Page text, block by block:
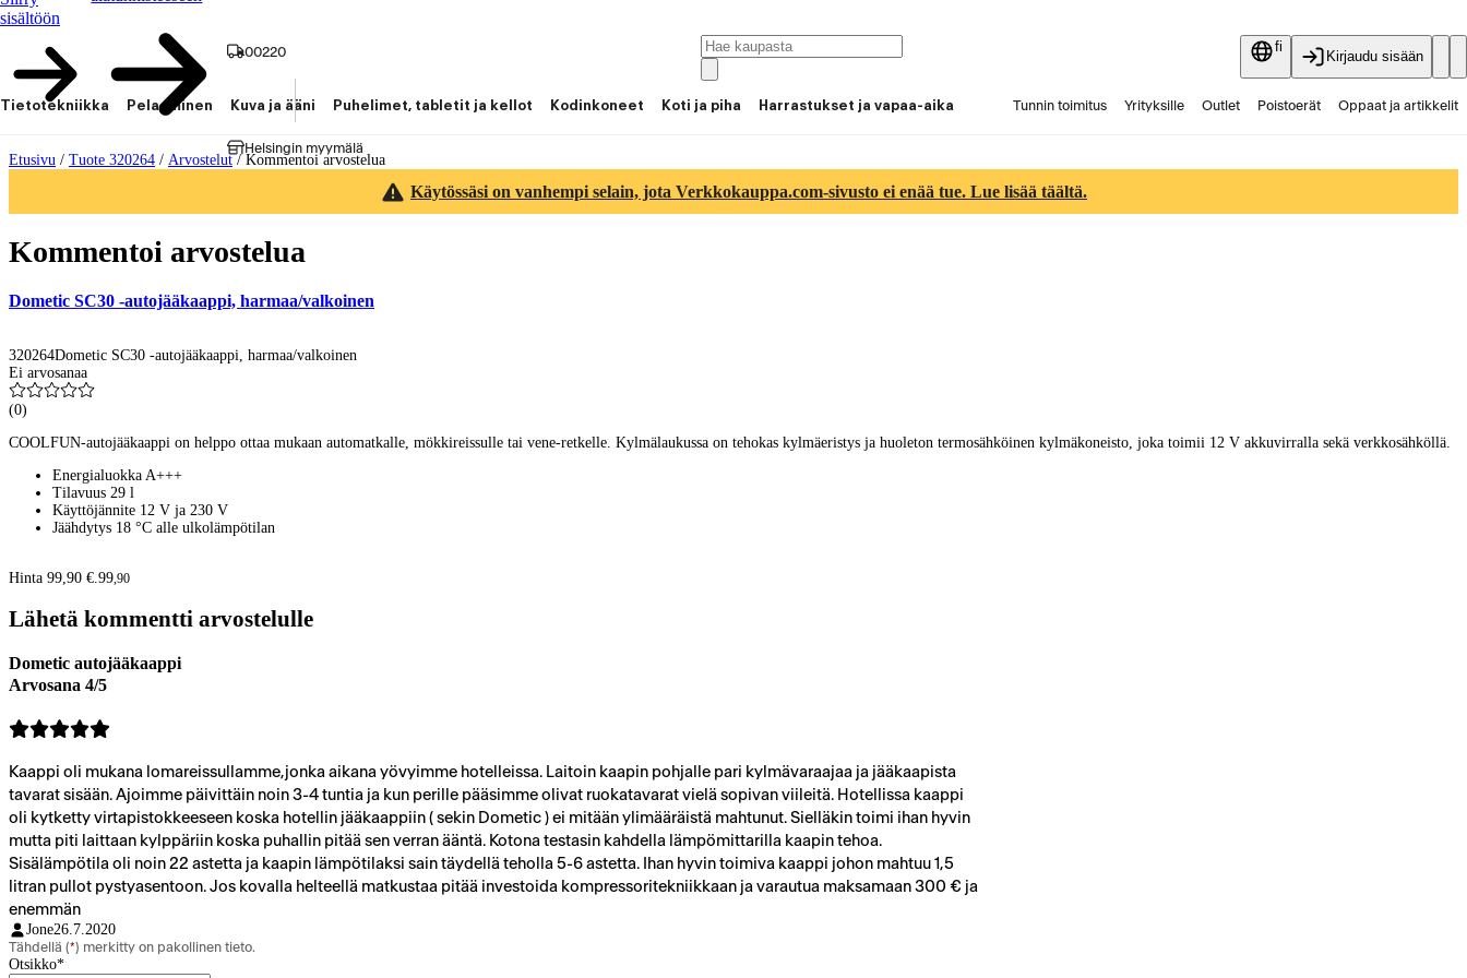
sisältöön
00220
Helsingin myymälä
fi
Kirjaudu sisään
Tietotekniikka Pelaaminen Kuva ja ääni Puhelimet, tabletit ja kellot Kodinkoneet Koti ja piha Harrastukset ja vapaa-aika Tunnin toimitus Yrityksille Outlet Poistoerät Oppaat ja artikkelit
Etusivu / Tuote 320264 / Arvostelut/ Kommentoi arvostelua
Käytössäsi on vanhempi selain, jota Verkkokauppa.com-sivusto ei enää tue. Lue lisää täältä.
Kommentoi arvostelua
Dometic SC30 -autojääkaappi, harmaa/valkoinen
320264Dometic SC30 -autojääkaappi, harmaa/valkoinen
Ei arvosanaa
(0)
COOLFUN-autojääkaappi on helppo ottaa mukaan automatkalle, mökkireissulle tai vene-retkelle. Kylmälaukussa on tehokas kylmäeristys ja huoleton termosähköinen kylmäkoneisto, joka toimii 12 V akkuvirralla sekä verkkosähköllä.
Energialuokka A+++
Tilavuus 29 l
Käyttöjännite 12 V ja 230 V
Jäähdytys 18 °C alle ulkolämpötilan
Hinta 99,90 €.99,90
Lähetä kommentti arvostelulle
Dometic autojääkaappi
Arvosana 4/5
Kaappi oli mukana lomareissullamme,jonka aikana yövyimme hotelleissa. Laitoin kaapin pohjalle pari kylmävaraajaa ja jääkaapista
tavarat sisään. Ajoimme päivittäin noin 3-4 tuntia ja kun perille pääsimme olivat ruokatavarat vielä sopivan viileitä. Hotellissa kaappi
oli kytketty virtapistokkeeseen koska hotellin jääkaappiin ( sekin Dometic ) ei mitään ylimääräistä mahtunut. Sielläkin toimi ihan hyvin
mutta piti laittaan kylppäriin koska puhallin pitää sen verran ääntä. Kotona testasin kahdella lämpömittarilla kaapin tehoa.
Sisälämpötila oli noin 22 astetta ja kaapin lämpötilaksi sain täydellä teholla 5-6 astetta. Ihan hyvin toimiva kaappi johon mahtuu 1,5
litran pullot pystyasentoon. Jos kovalla helteellä matkustaa pitää investoida kompressoritekniikkaan ja varautua maksamaan 300 € ja
enemmän
Jone26.7.2020
Tähdellä (*) merkitty on pakollinen tieto.
Otsikko*